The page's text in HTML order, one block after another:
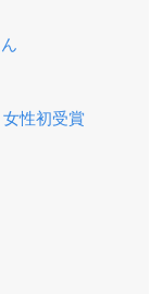
性初受賞